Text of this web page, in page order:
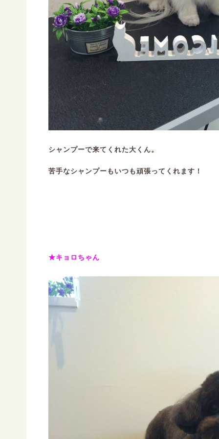
シャンプーで来てくれた大くん。
苦手なシャンプーもいつも頑張ってくれます！
★キョロちゃん